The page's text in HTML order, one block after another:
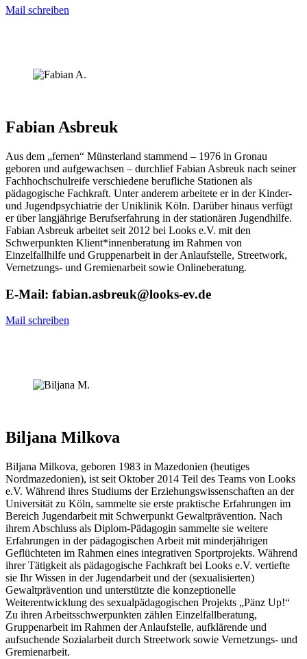
Mail schreiben
Fabian Asbreuk
Aus dem „fernen“ Münsterland stammend – 1976 in Gronau
geboren und aufgewachsen – durchlief Fabian Asbreuk nach seiner
Fachhochschulreife verschiedene berufliche Stationen als
pädagogische Fachkraft. Unter anderem arbeitete er in der Kinder-
und Jugendpsychiatrie der Uniklinik Köln. Darüber hinaus verfügt
er über langjährige Berufserfahrung in der stationären Jugendhilfe.
Fabian Asbreuk arbeitet seit 2012 bei Looks e.V. mit den
Schwerpunkten Klient*innenberatung im Rahmen von
Einzelfallhilfe und Gruppenarbeit in der Anlaufstelle, Streetwork,
Vernetzungs- und Gremienarbeit sowie Onlineberatung.
E-Mail: fabian.asbreuk@looks-ev.de
Mail schreiben
Biljana Milkova
Biljana Milkova, geboren 1983 in Mazedonien (heutiges
Nordmazedonien), ist seit Oktober 2014 Teil des Teams von Looks
e.V. Während ihres Studiums der Erziehungswissenschaften an der
Universität zu Köln, sammelte sie erste praktische Erfahrungen im
Bereich Jugendarbeit mit Schwerpunkt Gewaltprävention. Nach
ihrem Abschluss als Diplom-Pädagogin sammelte sie weitere
Erfahrungen in der pädagogischen Arbeit mit minderjährigen
Geflüchteten im Rahmen eines integrativen Sportprojekts. Während
ihrer Tätigkeit als pädagogische Fachkraft bei Looks e.V. vertiefte
sie Ihr Wissen in der Jugendarbeit und der (sexualisierten)
Gewaltprävention und unterstützte die konzeptionelle
Weiterentwicklung des sexualpädagogischen Projekts „Pänz Up!“
Zu ihren Arbeitsschwerpunkten zählen Einzelfallberatung,
Gruppenarbeit im Rahmen der Anlaufstelle, aufklärende und
aufsuchende Sozialarbeit durch Streetwork sowie Vernetzungs- und
Gremienarbeit.